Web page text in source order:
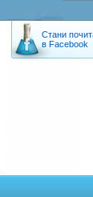
Стани
в Facebook